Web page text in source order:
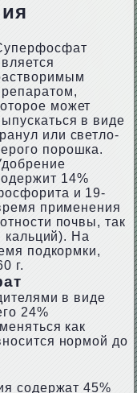
может
в виде
или светло-
порошка.
14%
и 19-
применения
почвы, так
кальций). На
подкормки,
г.
в виде
24%
как
нормой до
содержат 45%